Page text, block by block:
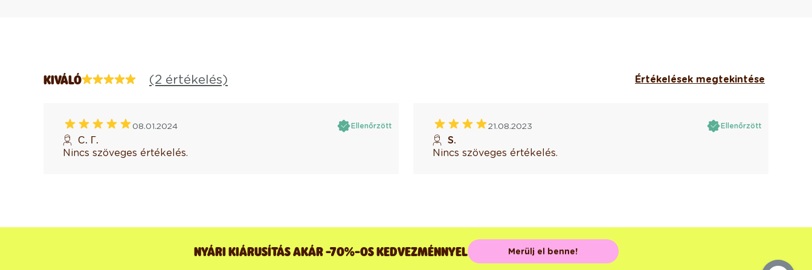
KIVÁLÓ (2 értékelés) Értékelések megtekintése
08.01.2024 Ellenőrzött
С. Г.
Nincs szöveges értékelés.
21.08.2023 Ellenőrzött
S.
Nincs szöveges értékelés.
NYÁRI KIÁRUSÍTÁS AKÁR -70%-OS KEDVEZMÉNNYEL Merülj el benne!